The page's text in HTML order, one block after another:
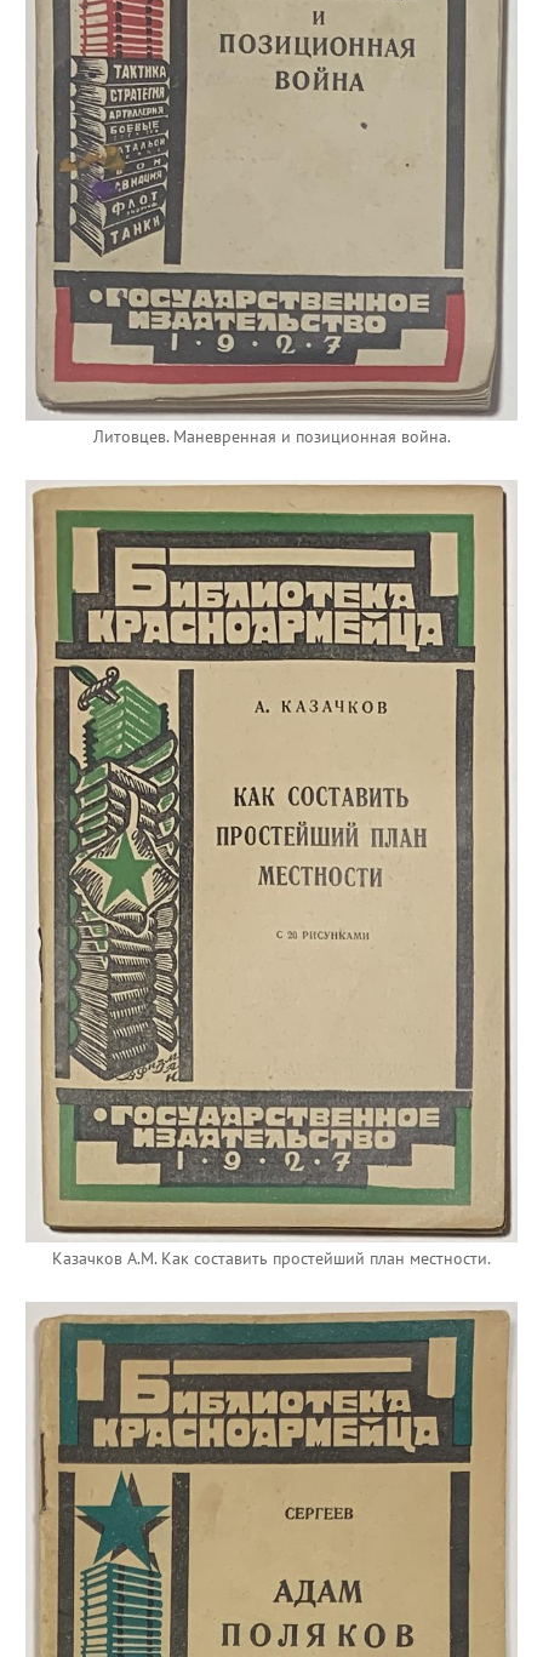
Литовцев. Маневренная и позиционная война.
Казачков А.М. Как составить простейший план местности.